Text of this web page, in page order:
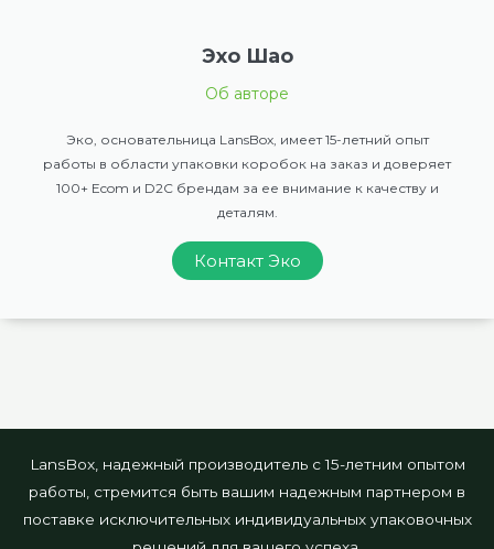
Эхо Шао
Об авторе
Эко, основательница LansBox, имеет 15-летний опыт
работы в области упаковки коробок на заказ и доверяет
100+ Ecom и D2C брендам за ее внимание к качеству и
деталям.
Контакт Эко
LansBox, надежный производитель с 15-летним опытом
работы, стремится быть вашим надежным партнером в
поставке исключительных индивидуальных упаковочных